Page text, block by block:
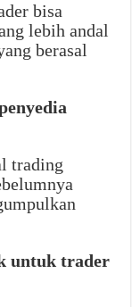
bisa
lebih andal
berasal
trading
untuk trader